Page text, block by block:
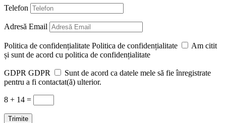
Telefon
Adresă Email
Politica de confidențialitate Politica de confidențialitate
Am citit
și sunt de acord cu politica de confidențialitate
GDPR GDPR
Sunt de acord ca datele mele să fie înregistrate
pentru a fi contactat(ă) ulterior.
8 + 14 =
Trimite